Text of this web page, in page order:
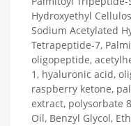
Hydroxyethyl
Sodium Acetylated
Tetrapeptide-7,
oligopeptide,
1, hyaluronic acid,
raspberry ketone,
extract, polysorbate
Oil, Benzyl Glycol,